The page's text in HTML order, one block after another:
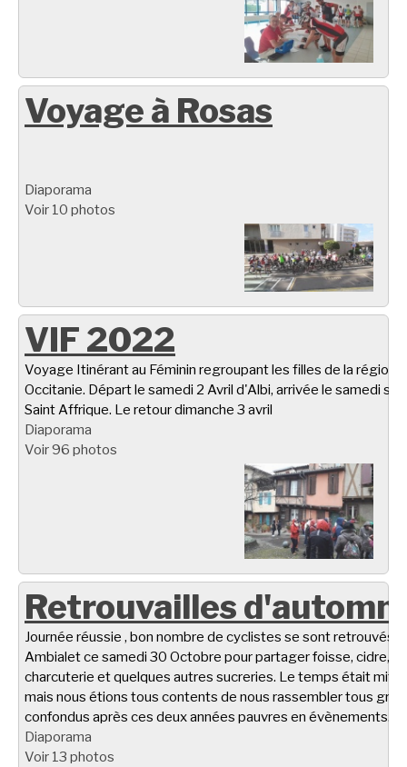
Voyage à Rosas
Diaporama
Voir 10 photos
VIF 2022
Voyage Itinérant au Féminin regroupant les filles de la région
Occitanie. Départ le samedi 2 Avril d'Albi, arrivée le samedi
Saint Affrique. Le retour dimanche 3 avril
Diaporama
Voir 96 photos
Retrouvailles
Journée réussie , bon nombre de cyclistes se sont retrouvés à
Ambialet ce samedi 30 Octobre pour partager foisse, cidre,
charcuterie et quelques autres sucreries. Le temps était
mais nous étions tous contents de nous rassembler tous
confondus après ces deux années pauvres en évènements.
Diaporama
Voir 13 photos